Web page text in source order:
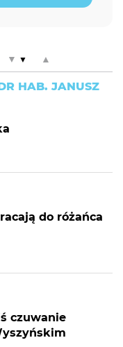
▼ ▲
HAB. JANUSZ
do różańca
czuwanie